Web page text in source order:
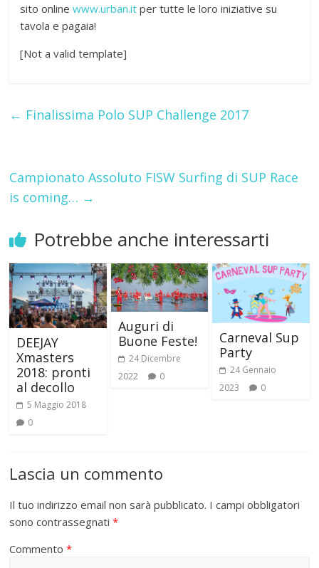
sito onlinewww.urban.it per tutte le loro iniziative su
tavola e pagaia!
[Not a valid template]
← Finalissima Polo SUP Challenge 2017
Campionato Assoluto FISW Surfing di SUP Race
is coming… →
Potrebbe anche interessarti
DEEJAY
Xmasters
2018: pronti
al decollo
5 Maggio 2018
0
Auguri di
Buone Feste!
24 Dicembre
2022
0
Carneval Sup
Party
24 Gennaio
2023
0
Lascia un commento
Il tuo indirizzo email non sarà pubblicato. I campi obbligatori
sono contrassegnati*
Commento*